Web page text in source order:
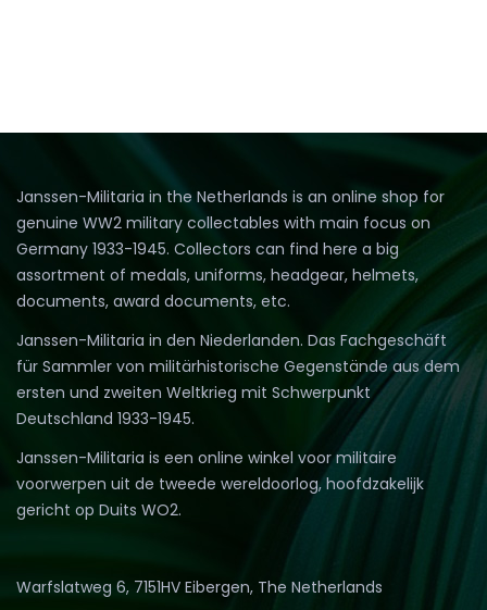
Janssen-Militaria in the Netherlands is an online shop for
genuine WW2 military collectables with main focus on
Germany 1933-1945. Collectors can find here a big
assortment of medals, uniforms, headgear, helmets,
documents, award documents, etc.
Janssen-Militaria in den Niederlanden. Das Fachgeschäft
für Sammler von militärhistorische Gegenstände aus dem
ersten und zweiten Weltkrieg mit Schwerpunkt
Deutschland 1933-1945.
Janssen-Militaria is een online winkel voor militaire
voorwerpen uit de tweede wereldoorlog, hoofdzakelijk
gericht op Duits WO2.
Warfslatweg 6, 7151HV Eibergen, The Netherlands